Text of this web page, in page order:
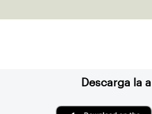
community centers.
Descarga la